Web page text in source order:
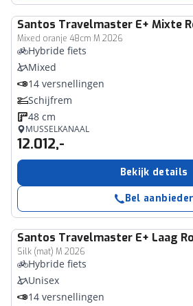
Santos Travelmaster E+ Mixte
Mixed oranje 48cm M 2026
Hybride fiets
Mixed
14 versnellingen
Schijfrem
48 cm
MUSSELKANAAL
12.012,-
Bekijk details
Bel aanbieder
Santos Travelmaster E+ Laag
Silk (mat) M 2026
Hybride fiets
Unisex
14 versnellingen